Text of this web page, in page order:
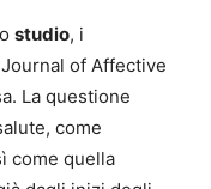
studio, i
of Affective
La questione
come
come quella